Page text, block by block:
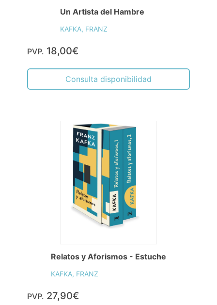
Un Artista del Hambre
KAFKA, FRANZ
PVP. 18,00€
Consulta disponibilidad
Relatos y Aforismos - Estuche
KAFKA, FRANZ
PVP. 27,90€